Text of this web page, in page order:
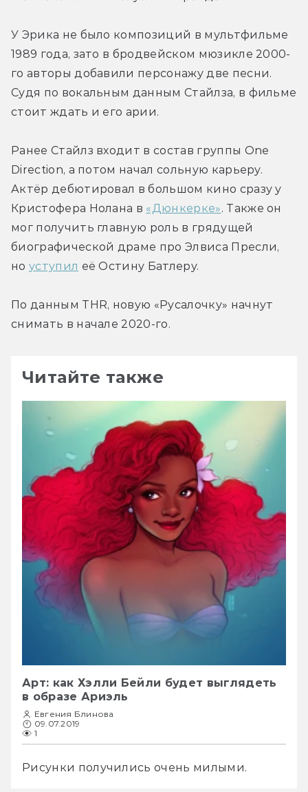
У Эрика не было композиций в мультфильме
1989 года, зато в бродвейском мюзикле 2000-
го авторы добавили персонажу две песни.
Судя по вокальным данным Стайлза, в фильме
стоит ждать и его арии.
Ранее Стайлз входит в состав группы One
Direction, а потом начал сольную карьеру.
Актёр дебютировал в большом кино сразу у
Кристофера Нолана в «Дюнкерке». Также он
мог получить главную роль в грядущей
биографической драме про Элвиса Пресли,
но уступил её Остину Батлеру.
По данным THR, новую «Русалочку» начнут
снимать в начале 2020-го.
Читайте также
Арт: как Хэлли Бейли будет выглядеть
в образе Ариэль
Евгения Блинова
09.07.2019
1
Рисунки получились очень милыми.